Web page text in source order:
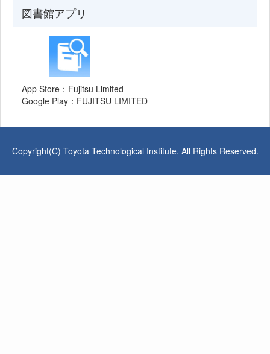
図書館アプリ
App Store：Fujitsu Limited
Google Play：FUJITSU LIMITED
Copyright(C) Toyota Technological Institute. All Rights Reserved.